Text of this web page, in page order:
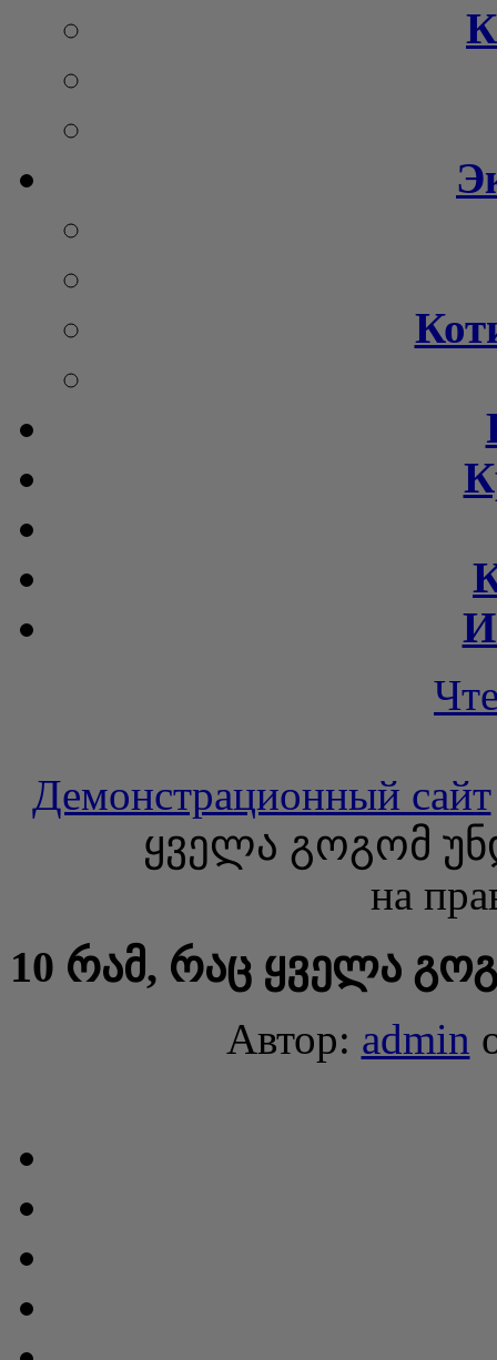
Демонстрационный сайт
ყველა გოგომ
на
10 რამ, რაც ყველა
Автор: admin